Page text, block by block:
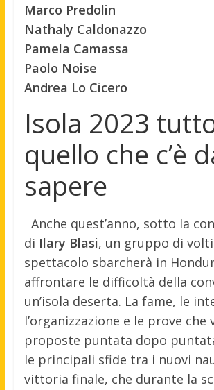
Marco Predolin
Nathaly Caldonazzo
Pamela Camassa
Paolo Noise
Andrea Lo Cicero
Isola 2023
quello che c’è
sapere
Anche quest’anno, sotto la
di Ilary Blasi, un gruppo di
spettacolo sbarcherà in
affrontare le difficoltà della
un’isola deserta. La fame, le
l’organizzazione e le prove che
proposte puntata dopo
le principali sfide tra i nuovi
vittoria finale, che durante la